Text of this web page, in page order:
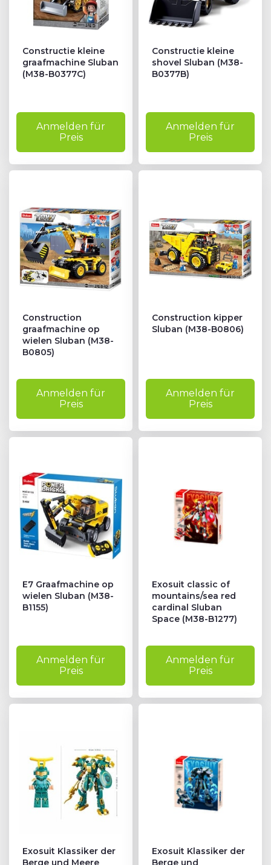
Constructie kleine
graafmachine Sluban
(M38-B0377C)
Anmelden für
Preis
Constructie kleine
shovel Sluban (M38-
B0377B)
Anmelden für
Preis
Construction
graafmachine op
wielen Sluban (M38-
B0805)
Anmelden für
Preis
Construction kipper
Sluban (M38-B0806)
Anmelden für
Preis
E7 Graafmachine op
wielen Sluban (M38-
B1155)
Anmelden für
Preis
Exosuit classic of
mountains/sea red
cardinal Sluban
Space (M38-B1277)
Anmelden für
Preis
Exosuit Klassiker der
Berge und Meere
Exosuit Klassiker der
Berge und